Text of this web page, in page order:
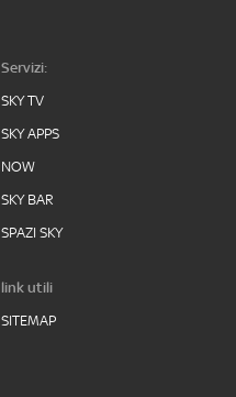
Servizi:
SKY TV
SKY APPS
NOW
SKY BAR
SPAZI SKY
link utili
SITEMAP